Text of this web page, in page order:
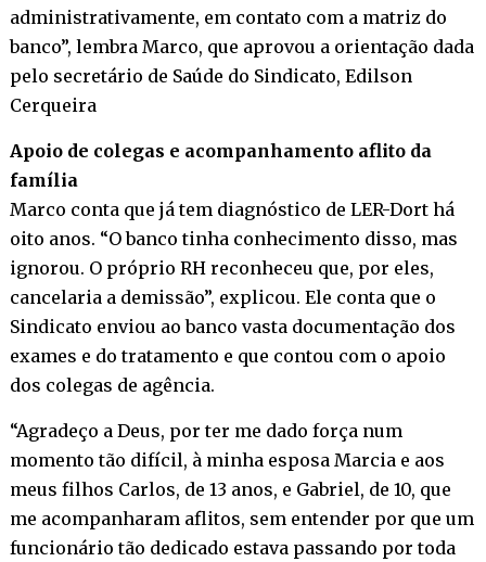
administrativamente, em contato com a matriz do
banco”, lembra Marco, que aprovou a orientação dada
pelo secretário de Saúde do Sindicato, Edilson
Cerqueira
Apoio de colegas e acompanhamento aflito da
família
Marco conta que já tem diagnóstico de LER-Dort há
oito anos. “O banco tinha conhecimento disso, mas
ignorou. O próprio RH reconheceu que, por eles,
cancelaria a demissão”, explicou. Ele conta que o
Sindicato enviou ao banco vasta documentação dos
exames e do tratamento e que contou com o apoio
dos colegas de agência.
“Agradeço a Deus, por ter me dado força num
momento tão difícil, à minha esposa Marcia e aos
meus filhos Carlos, de 13 anos, e Gabriel, de 10, que
me acompanharam aflitos, sem entender por que um
funcionário tão dedicado estava passando por toda